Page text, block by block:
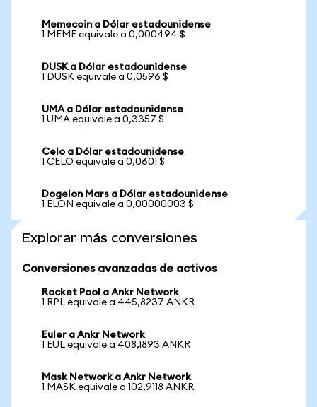
Memecoin a Dólar estadounidense
1 MEME equivale a 0,000494 $
DUSK a Dólar estadounidense
1 DUSK equivale a 0,0596 $
UMA a Dólar estadounidense
1 UMA equivale a 0,3357 $
Celo a Dólar estadounidense
1 CELO equivale a 0,0601 $
Dogelon Mars a Dólar estadounidense
1 ELON equivale a 0,00000003 $
Explorar más conversiones
Conversiones avanzadas de activos
Rocket Pool a Ankr Network
1 RPL equivale a 445,8237 ANKR
Euler a Ankr Network
1 EUL equivale a 408,1893 ANKR
Mask Network a Ankr Network
1 MASK equivale a 102,9118 ANKR